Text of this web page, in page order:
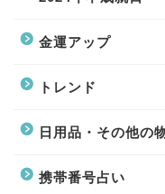
金運アップ
トレンド
日用品・その他の
携帯番号占い